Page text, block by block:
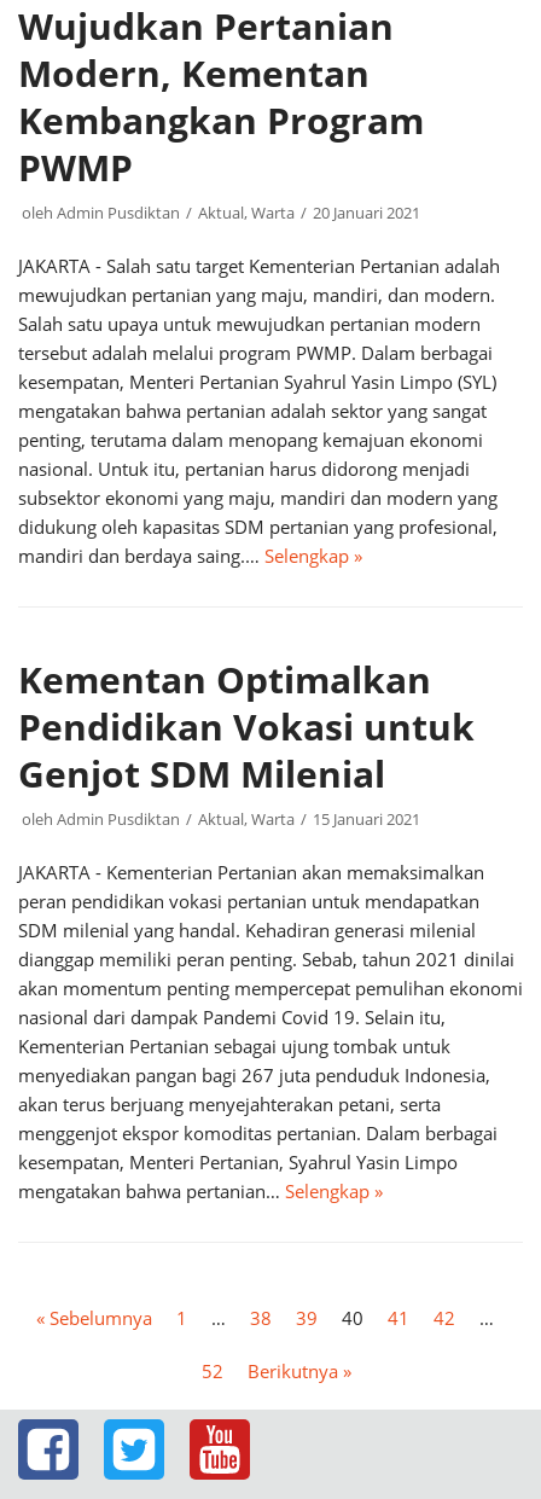
Wujudkan Pertanian
Modern, Kementan
Kembangkan Program
PWMP
oleh Admin Pusdiktan Aktual,Warta 20 Januari 2021
JAKARTA - Salah satu target Kementerian Pertanian adalah
mewujudkan pertanian yang maju, mandiri, dan modern.
Salah satu upaya untuk mewujudkan pertanian modern
tersebut adalah melalui program PWMP. Dalam berbagai
kesempatan, Menteri Pertanian Syahrul Yasin Limpo (SYL)
mengatakan bahwa pertanian adalah sektor yang sangat
penting, terutama dalam menopang kemajuan ekonomi
nasional. Untuk itu, pertanian harus didorong menjadi
subsektor ekonomi yang maju, mandiri dan modern yang
didukung oleh kapasitas SDM pertanian yang profesional,
mandiri dan berdaya saing.… Selengkap »
Kementan Optimalkan
Pendidikan Vokasi untuk
Genjot SDM Milenial
oleh Admin Pusdiktan Aktual,Warta 15 Januari 2021
JAKARTA - Kementerian Pertanian akan memaksimalkan
peran pendidikan vokasi pertanian untuk mendapatkan
SDM milenial yang handal. Kehadiran generasi milenial
dianggap memiliki peran penting. Sebab, tahun 2021 dinilai
akan momentum penting mempercepat pemulihan ekonomi
nasional dari dampak Pandemi Covid 19. Selain itu,
Kementerian Pertanian sebagai ujung tombak untuk
menyediakan pangan bagi 267 juta penduduk Indonesia,
akan terus berjuang menyejahterakan petani, serta
menggenjot ekspor komoditas pertanian. Dalam berbagai
kesempatan, Menteri Pertanian, Syahrul Yasin Limpo
mengatakan bahwa pertanian… Selengkap »
« Sebelumnya 1 … 38 39 40 41 42 …
52 Berikutnya »